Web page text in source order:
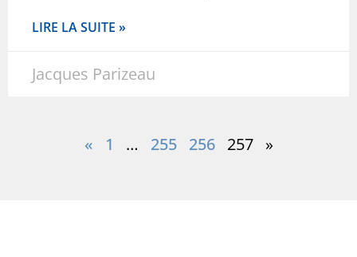
LIRE LA SUITE »
Jacques Parizeau
« 1 … 255 256 257 »